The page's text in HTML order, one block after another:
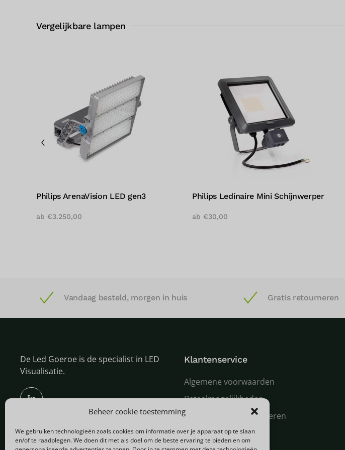
Beheer cookie toestemming
We gebruiken technologieën zoals cookies om informatie over je apparaat op te slaan
en/of te raadplegen. We doen dit met als doel om de beste ervaring te bieden en om
Vergelijkbare lampen
Philips ArenaVision LED gen3
ab €3.250,00
Philips Ledinaire Mini Schijnwerper
ab €30,00
Vandaag besteld, morgen in huis Gratis retourneren
De Led Goeroe is de specialist in LED
Visualisatie.
Klantenservice
Algemene voorwaarden
Betaalmogelijkheden
Verzenden en retourneren
Garantie en service